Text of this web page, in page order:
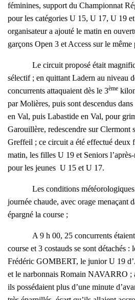
féminines, support du Championnat
pour les catégories U 15, U 17, U 19
organisateur a ajouté le matin en
garçons Open 3 et Access sur le même
Le circuit proposé était
sélectif ; en quittant Ladern au niveau
concurrents attaquaient dès le 3ème
par Molières, puis sont descendus
en Val, puis Labastide en Val, pour
Garouillère, redescendre sur Clermont
Greffeil ; ce circuit a été effectué deux
matin, les filles U 19 et Seniors
pour les jeunes U 15 et U 17.
Les conditions météorologiques
journée chaude, avec orage menaçant
épargné la course ;
A 9 h 00, 25 concurrents étaient
course et 3 costauds se sont détachés :
Frédéric GOMBERT, le junior U 19
et le narbonnais Romain NAVARRO ;
ils possédaient plus d’une minute